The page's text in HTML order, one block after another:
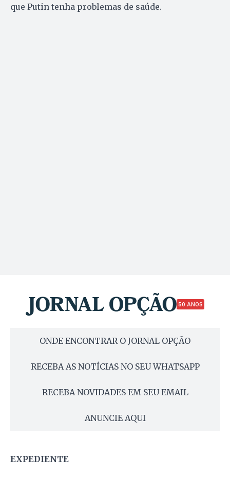
que Putin tenha problemas de saúde.
50 ANOS
ONDE ENCONTRAR O JORNAL OPÇÃO
RECEBA AS NOTÍCIAS NO SEU WHATSAPP
RECEBA NOVIDADES EM SEU EMAIL
ANUNCIE AQUI
EXPEDIENTE